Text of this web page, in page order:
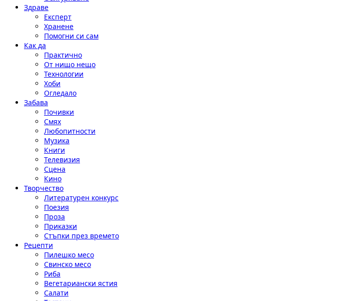
Здраве
Експерт
Хранене
Помогни си сам
Как да
Практично
От нищо нещо
Технологии
Хоби
Огледало
Забава
Почивки
Смях
Любопитности
Музика
Книги
Телевизия
Сцена
Кино
Творчество
Литературен конкурс
Поезия
Проза
Приказки
Стъпки през времето
Рецепти
Пилешко месо
Свинско месо
Риба
Вегетариански ястия
Салати